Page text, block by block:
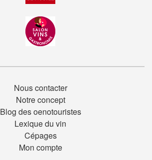
Nous contacter
Notre concept
Blog des oenotouristes
Lexique du vin
Cépages
Mon compte